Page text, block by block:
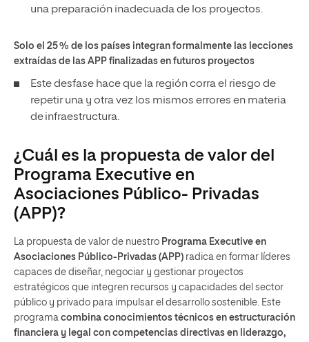
una preparación inadecuada de los proyectos.
Solo el 25 % de los países integran formalmente las lecciones
extraídas de las APP finalizadas en futuros proyectos
Este desfase hace que la región corra el riesgo de
repetir una y otra vez los mismos errores en materia
de infraestructura.
¿Cuál es la propuesta de valor del
Programa Executive en
Asociaciones Público- Privadas
(APP)?
La propuesta de valor de nuestro Programa Executive en
Asociaciones Público-Privadas (APP) radica en formar líderes
capaces de diseñar, negociar y gestionar proyectos
estratégicos que integren recursos y capacidades del sector
público y privado para impulsar el desarrollo sostenible. Este
programa combina conocimientos técnicos en estructuración
financiera y legal con competencias directivas en liderazgo,